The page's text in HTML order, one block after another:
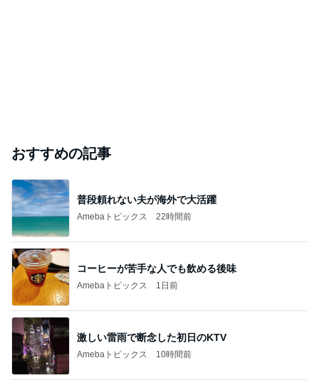
おすすめの記事
普段頼れない夫が海外で大活躍
Amebaトピックス 22時間前
コーヒーが苦手な人でも飲める後味
Amebaトピックス 1日前
激しい雷雨で断念した初日のKTV
Amebaトピックス 10時間前